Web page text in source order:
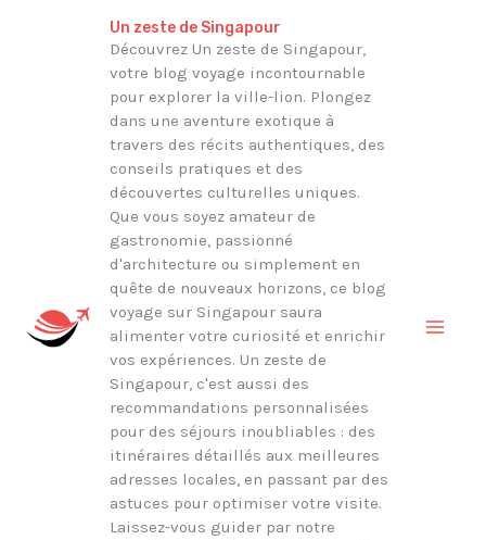
Un zeste de Singapour
Découvrez Un zeste de Singapour,
votre blog voyage incontournable
pour explorer la ville-lion. Plongez
dans une aventure exotique à
travers des récits authentiques, des
conseils pratiques et des
découvertes culturelles uniques.
Que vous soyez amateur de
gastronomie, passionné
d'architecture ou simplement en
quête de nouveaux horizons, ce blog
voyage sur Singapour saura
alimenter votre curiosité et enrichir
vos expériences. Un zeste de
Singapour, c'est aussi des
recommandations personnalisées
pour des séjours inoubliables : des
itinéraires détaillés aux meilleures
adresses locales, en passant par des
astuces pour optimiser votre visite.
Laissez-vous guider par notre
Rechercher